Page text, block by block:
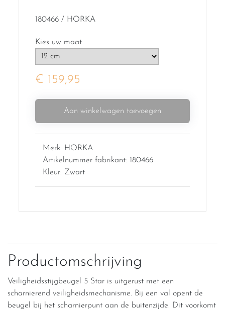
180466 / HORKA
Kies uw maat
€ 159,95
Aan winkelwagen toevoegen
Merk: HORKA
Artikelnummer fabrikant: 180466
Kleur: Zwart
Productomschrijving
Veiligheidsstijgbeugel 5 Star is uitgerust met een
scharnierend veiligheidsmechanisme. Bij een val opent de
beugel bij het scharnierpunt aan de buitenzijde. Dit voorkomt